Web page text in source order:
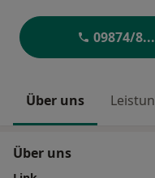
09874/8
Über uns
Über uns